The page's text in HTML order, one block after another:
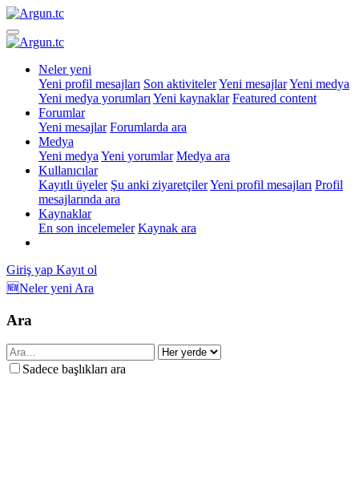
Neler yeni
Yeni profil mesajları Son aktivitelerYeni mesajlarYeni medya
Yeni medya yorumları Yeni kaynaklar Featured content
Forumlar
Yeni mesajlar Forumlarda ara
Medya
Yeni medya Yeni yorumlar Medya ara
Kullanıcılar
Kayıtlı üyeler Şu anki ziyaretçilerYeni profil mesajları Profil
mesajlarında ara
Kaynaklar
En son incelemeler Kaynak ara
Giriş yap Kayıt ol
🆕Neler yeni Ara
Ara
Sadece başlıkları ara